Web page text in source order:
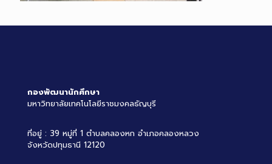
กองพัฒนานักศึกษา
มหาวิทยาลัยเทคโนโลยีราชมงคลธัญบุรี
ที่อยู่ : 39 หมู่ที่ 1 ตำบลคลองหก อำเภอคลองหลวง
จังหวัดปทุมธานี 12120